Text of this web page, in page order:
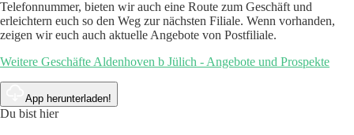
Telefonnummer, bieten wir auch eine Route zum Geschäft und
erleichtern euch so den Weg zur nächsten Filiale. Wenn vorhanden,
zeigen wir euch auch aktuelle Angebote von Postfiliale.
Weitere Geschäfte Aldenhoven b Jülich - Angebote und Prospekte
App herunterladen!
Du bist hier